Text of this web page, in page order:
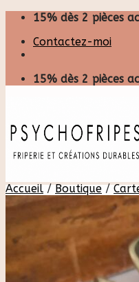
Skip
content
15% dès 2 pièces
Contactez-moi
15% dès 2 pièces
Accueil / Boutique /